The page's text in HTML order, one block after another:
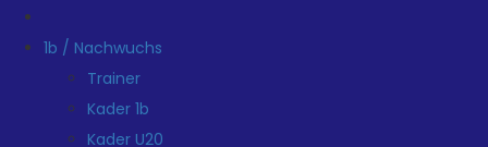
1b / Nachwuchs
Trainer
Kader 1b
Kader U20